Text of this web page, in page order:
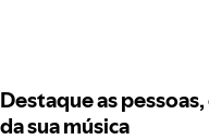
Destaque as
da sua música